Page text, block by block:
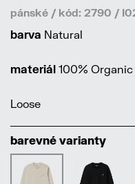
pánské / kód: 2790 /
barva Natural
materiál 100%
Loose
barevné varianty